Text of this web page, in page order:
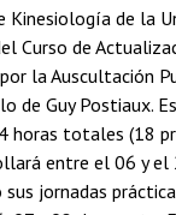
de la
Curso de
la Auscultación
de Guy Postiaux.
horas totales (18
entre el 06 y el
jornadas